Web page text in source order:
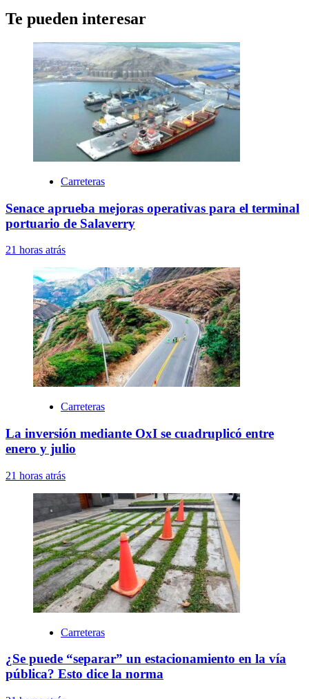
Te pueden interesar
Carreteras
Senace aprueba mejoras operativas para el terminal
portuario de Salaverry
21 horas atrás
Carreteras
La inversión mediante OxI se cuadruplicó entre
enero y julio
21 horas atrás
Carreteras
¿Se puede “separar” un estacionamiento en la vía
pública? Esto dice la norma